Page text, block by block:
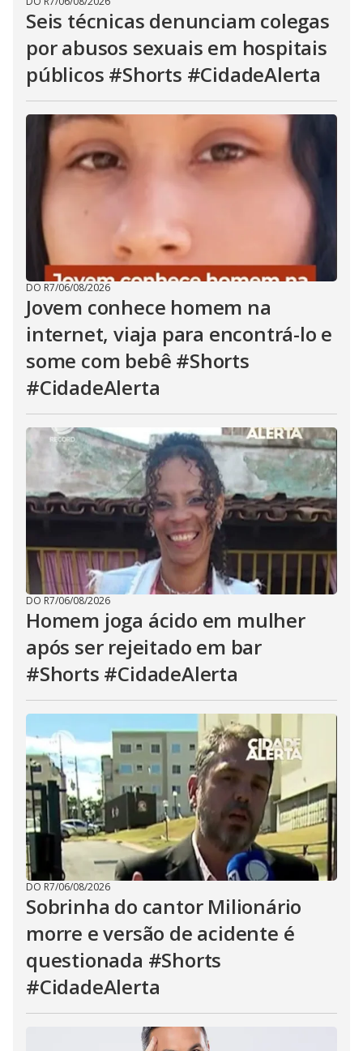
Seis técnicas denunciam colegas
por abusos sexuais em hospitais
públicos #Shorts #CidadeAlerta
DO R7/06/08/2026
Jovem conhece homem na
internet, viaja para encontrá-lo e
some com bebê #Shorts
#CidadeAlerta
DO R7/06/08/2026
Homem joga ácido em mulher
após ser rejeitado em bar
#Shorts #CidadeAlerta
DO R7/06/08/2026
Sobrinha do cantor Milionário
morre e versão de acidente é
questionada #Shorts
#CidadeAlerta